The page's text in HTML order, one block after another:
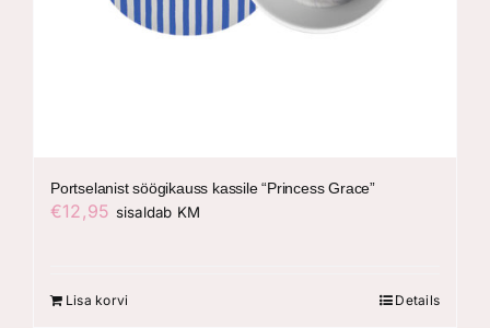
Portselanist söögikauss kassile “Princess Grace”
€12,95 sisaldab KM
Lisa korvi Details